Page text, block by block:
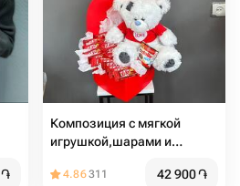
֏
Композиция с мягкой
игрушкой,шарами и
4.86311 42 900֏